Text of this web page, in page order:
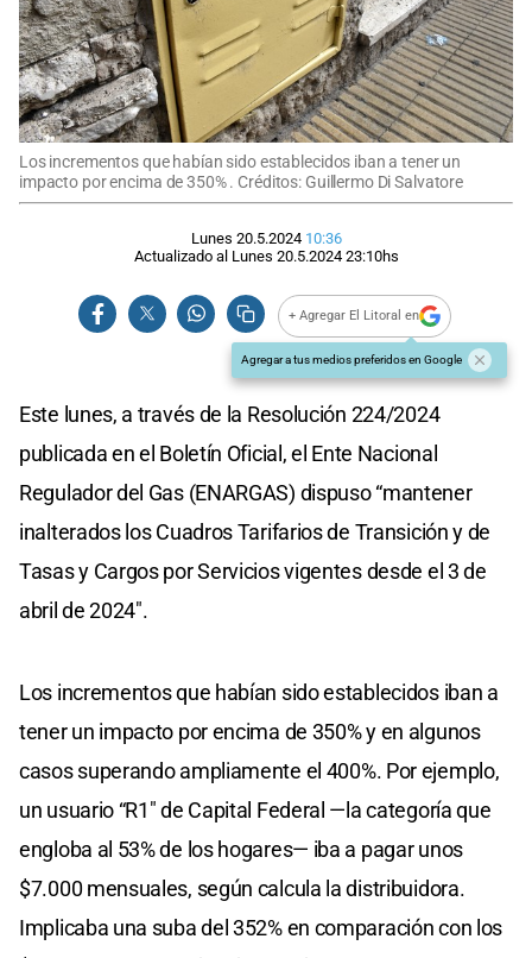
Los incrementos que habían sido establecidos iban a tener un
impacto por encima de 350% . Créditos: Guillermo Di Salvatore
Lunes 20.5.2024 10:36
Actualizado al Lunes 20.5.2024 23:10hs
+ Agregar El Litoral en
Agregar a tus medios preferidos en Google
Este lunes, a través de la Resolución 224/2024
publicada en el Boletín Oficial, el Ente Nacional
Regulador del Gas (ENARGAS) dispuso “mantener
inalterados los Cuadros Tarifarios de Transición y de
Tasas y Cargos por Servicios vigentes desde el 3 de
abril de 2024″.
Los incrementos que habían sido establecidos iban a
tener un impacto por encima de 350% y en algunos
casos superando ampliamente el 400%. Por ejemplo,
un usuario “R1″ de Capital Federal —la categoría que
engloba al 53% de los hogares— iba a pagar unos
$7.000 mensuales, según calcula la distribuidora.
Implicaba una suba del 352% en comparación con los